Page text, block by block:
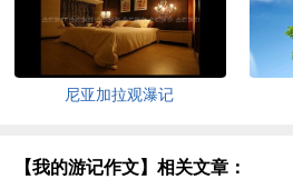
尼亚加拉观瀑记
【我的游记作文】相关文章：